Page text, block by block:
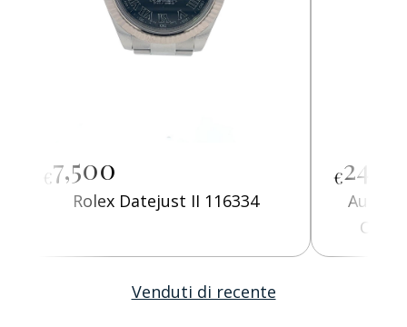
€7,500
Rolex Datejust II 116334
€
Venduti di recente